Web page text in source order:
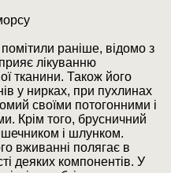
раніше, відомо з
лікуванню
тканини. Також його
у нирках, при пухлинах
своїми потогонними і
Крім того, брусничний
і шлунком.
вживанні полягає в
деяких компонентів. У